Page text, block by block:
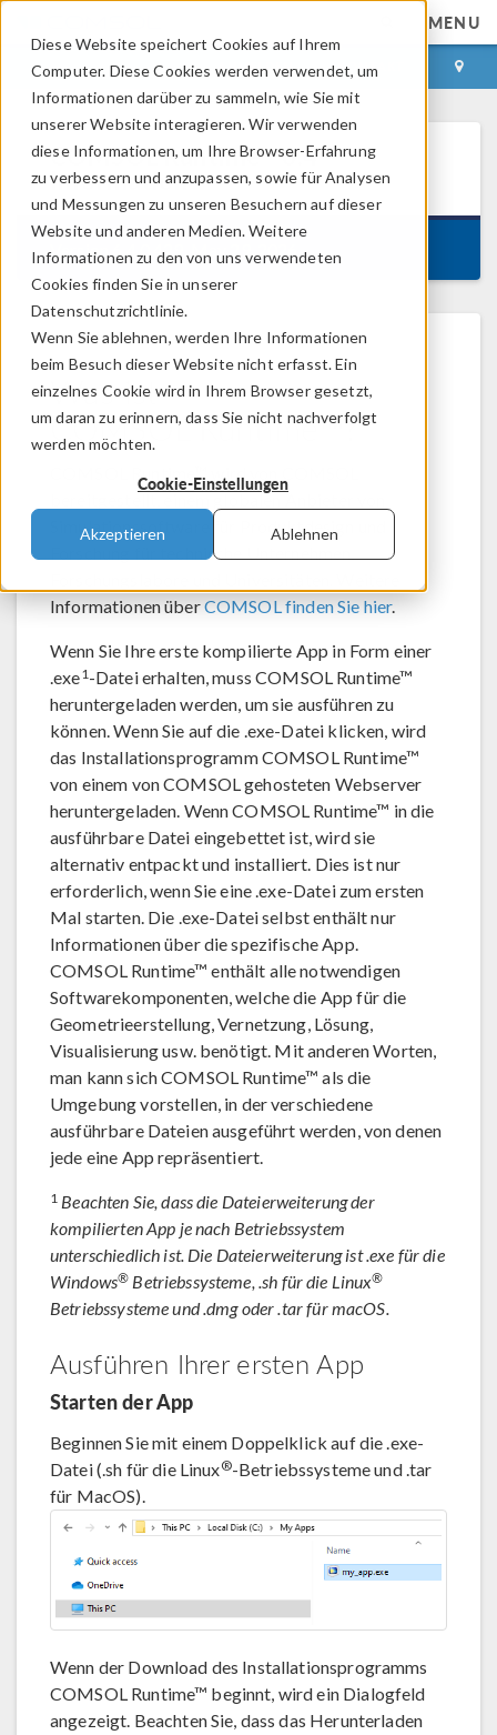
Diese Website speichert Cookies auf Ihrem
Computer. Diese Cookies werden verwendet, um
Informationen darüber zu sammeln, wie Sie mit
unserer Website interagieren. Wir verwenden
diese Informationen, um Ihre Browser-Erfahrung
zu verbessern und anzupassen, sowie für Analysen
und Messungen zu unseren Besuchern auf dieser
Website und anderen Medien. Weitere
Informationen zu den von uns verwendeten
Cookies finden Sie in unserer
Datenschutzrichtlinie.
Wenn Sie ablehnen, werden Ihre Informationen
beim Besuch dieser Website nicht erfasst. Ein
einzelnes Cookie wird in Ihrem Browser gesetzt,
um daran zu erinnern, dass Sie nicht nachverfolgt
werden möchten.
Cookie-Einstellungen
Akzeptieren Ablehnen
MENU
ANMELDEN KONTAKT
COMSOL Runtime™6.4
Information
Version 6.4.0.429, May 29, 2026
Was ist
COMSOL Runtime™?
COMSOL Runtime™ wird von COMSOL
bereitgestellt, einem globalen Anbieter von
Simulationssoftware für Produktdesign und
Forschung für technische Unternehmen,
Informationen überCOMSOL finden Sie hier.
Wenn Sie Ihre erste kompilierte App in Form einer
.exe1-Datei erhalten, muss COMSOL Runtime™
heruntergeladen werden, um sie ausführen zu
können. Wenn Sie auf die .exe-Datei klicken, wird
das Installationsprogramm COMSOL Runtime™
von einem von COMSOL gehosteten Webserver
heruntergeladen. Wenn COMSOL Runtime™ in die
ausführbare Datei eingebettet ist, wird sie
alternativ entpackt und installiert. Dies ist nur
erforderlich, wenn Sie eine .exe-Datei zum ersten
Mal starten. Die .exe-Datei selbst enthält nur
Informationen über die spezifische App.
COMSOL Runtime™ enthält alle notwendigen
Softwarekomponenten, welche die App für die
Geometrieerstellung, Vernetzung, Lösung,
Visualisierung usw. benötigt. Mit anderen Worten,
man kann sich COMSOL Runtime™ als die
Umgebung vorstellen, in der verschiedene
ausführbare Dateien ausgeführt werden, von denen
jede eine App repräsentiert.
1 Beachten Sie, dass die Dateierweiterung der
kompilierten App je nach Betriebssystem
unterschiedlich ist. Die Dateierweiterung ist .exe für die
Windows® Betriebssysteme, .sh für die Linux®
Betriebssysteme und .dmg oder .tar für macOS.
Ausführen Ihrer ersten App
Starten der App
Beginnen Sie mit einem Doppelklick auf die .exe-
Datei (.sh für die Linux®-Betriebssysteme und .tar
für MacOS).
Wenn der Download des Installationsprogramms
COMSOL Runtime™ beginnt, wird ein Dialogfeld
angezeigt. Beachten Sie, dass das Herunterladen